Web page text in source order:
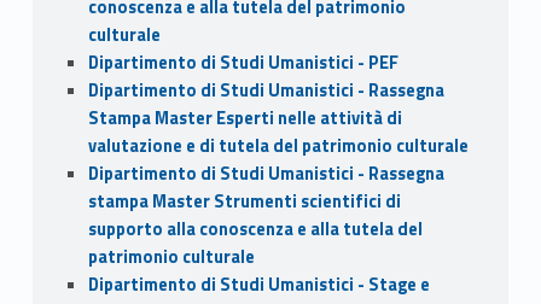
conoscenza e alla tutela del patrimonio
culturale
Dipartimento di Studi Umanistici - PEF
Dipartimento di Studi Umanistici - Rassegna
Stampa Master Esperti nelle attività di
valutazione e di tutela del patrimonio culturale
Dipartimento di Studi Umanistici - Rassegna
stampa Master Strumenti scientifici di
supporto alla conoscenza e alla tutela del
patrimonio culturale
Dipartimento di Studi Umanistici - Stage e